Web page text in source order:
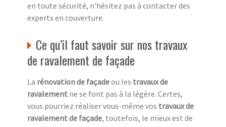
en toute sécurité, n'hésitez pas à contacter des
experts en couverture.
Ce qu’il faut savoir sur nos travaux
de ravalement de façade
La rénovation de façadeou les travaux de
ravalement ne se font pas à la légère. Certes,
vous pourriez réaliser vous-même vos travaux de
ravalement de façade, toutefois, le mieux est de